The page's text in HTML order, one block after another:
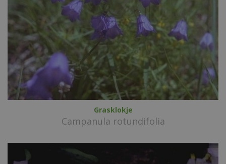
Grasklokje
Campanula rotundifolia